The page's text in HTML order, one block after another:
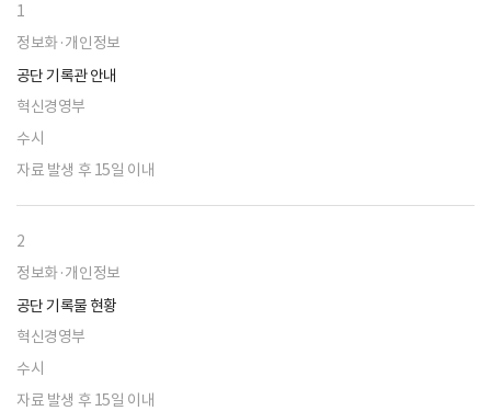
1
정보화·개인정보
공단 기록관 안내
혁신경영부
수시
자료 발생 후 15일 이내
2
정보화·개인정보
공단 기록물 현황
혁신경영부
수시
자료 발생 후 15일 이내